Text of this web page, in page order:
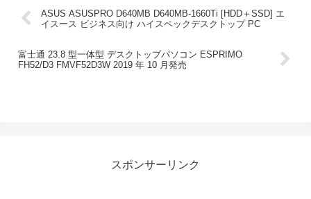
ASUS ASUSPRO D640MB D640MB-1660Ti [HDD＋SSD] エ
イスース ビジネス向け ハイスペックデスクトップ PC
富士通 23.8 型一体型 デスクトップパソコン ESPRIMO
FH52/D3 FMVF52D3W 2019 年 10 月発売
スポンサーリンク